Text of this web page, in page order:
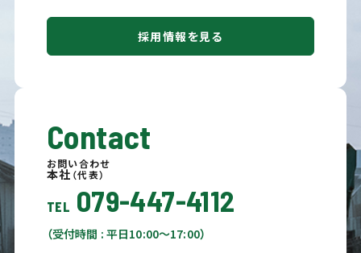
採用情報を見る
Contact
お問い合わせ
本社 （代表）
TEL 079-447-4112
（受付時間 : 平日10:00〜17:00）